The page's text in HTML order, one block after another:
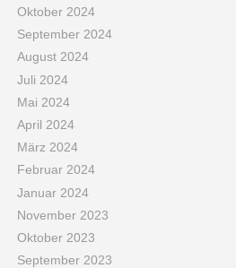
Oktober 2024
September 2024
August 2024
Juli 2024
Mai 2024
April 2024
März 2024
Februar 2024
Januar 2024
November 2023
Oktober 2023
September 2023